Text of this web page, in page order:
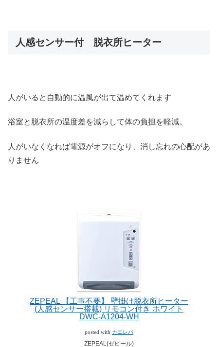
人感センサー付 脱衣所ヒーター
人がいると自動的に温風が出て温めてくれます
浴室と脱衣所の温度差を減らして体の負担を軽減。
人がいなくなれば電源がオフになり、消し忘れの心配があ
りません
ZEPEAL 【工事不要】 壁掛け脱衣所ヒーター
(人感センサー搭載) リモコン付き ホワイト
DWC-A1204-WH
posted with カエレバ
ZEPEAL(ゼピール)